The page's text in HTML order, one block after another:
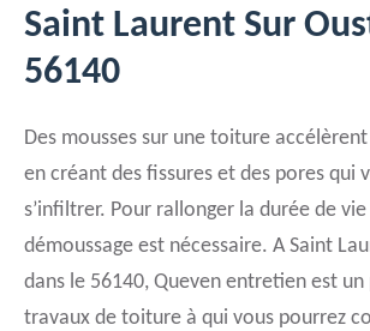
Saint Laurent Sur
56140
Des mousses sur une toiture
en créant des fissures et des pores qui
s’infiltrer. Pour rallonger la durée de
démoussage est nécessaire. A Saint
dans le 56140, Queven entretien est
travaux de toiture à qui vous pourrez